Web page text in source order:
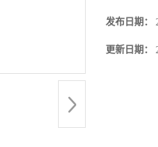
发布日期：
更新日期：